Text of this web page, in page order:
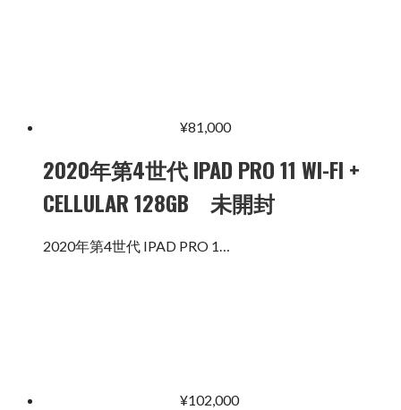
¥81,000
2020年第4世代 IPAD PRO 11 WI-FI +
CELLULAR 128GB 未開封
2020年第4世代 IPAD PRO 1…
¥102,000